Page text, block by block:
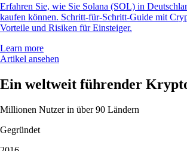
Erfahren Sie, wie Sie Solana (SOL) in
kaufen können. Schritt-für-Schritt-Guide mit
Vorteile und Risiken für Einsteiger.
Learn more
Artikel ansehen
Ein weltweit führender
Millionen Nutzer in über 90 Ländern
Gegründet